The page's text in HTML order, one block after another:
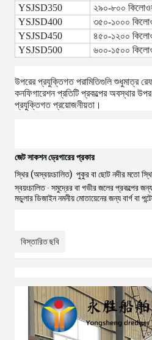
YSJSD350
২৯০-৮০০
YSJSD400
৩৫০-১০০০
YSJSD450
৪৫০-১২০০
YSJSD500
৬০০-১৫০০
উপরের প্রযুক্তিগত পরামিতিগুলি শুধুমাত্র
কনফিগারেশন প্রতিটি প্রকল্পের অবস্থার
প্রযুক্তিগত প্রয়োজনীয়তা।
জেট সাকশন ড্রেগারের প্রকার
স্থির (অস্বয়ংচালিত) ️ পুকুর বা ছোট নদীর মতো
স্বয়ংচালিত ∙ সমুদ্রের বা গভীর জলের প্রকল্পের
মডুলার ডিজাইন নমনীয় মোতায়েনের জন্য বার্গ বা
বিস্তারিত ছবি